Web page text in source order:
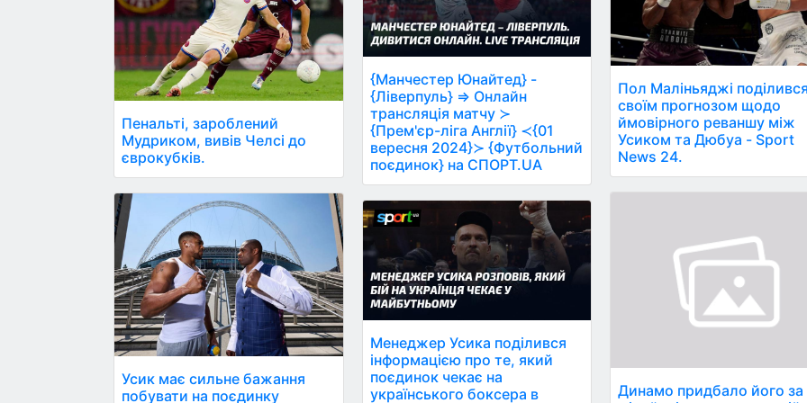
Пенальті, зароблений
Мудриком, вивів Челсі до
єврокубків.
Усик має сильне бажання
побувати на поєдинку
{Манчестер Юнайтед} -
{Ліверпуль} ⇒ Онлайн
трансляція матчу ≻
{Прем'єр-ліга Англії} ≺{01
вересня 2024}≻ {Футбольний
поєдинок} на СПОРТ.UA
Менеджер Усика поділився
інформацією про те, який
поєдинок чекає на
українського боксера в
Пол Маліньяджі
своїм прогнозом щодо
ймовірного реваншу між
Усиком та Дюбуа - Sport
News 24.
Динамо придбало його за